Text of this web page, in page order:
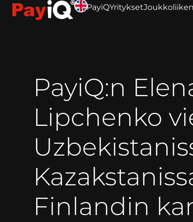
PayiQYritykset
PayiQ:n
Lipchenko
Finlandin